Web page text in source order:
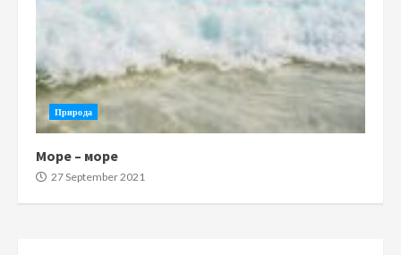
Природа
Море – море
27 September 2021